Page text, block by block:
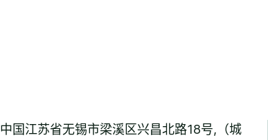
中国江苏省无锡市梁溪区兴昌北路18号,（城